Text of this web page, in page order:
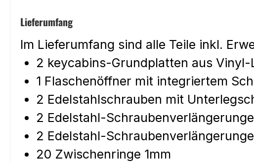
Lieferumfang
Im Lieferumfang sind alle Teile inkl.
2 keycabins-Grundplatten aus Vinyl-
1 Flaschenöffner mit integriertem
2 Edelstahlschrauben mit
2 Edelstahl-
2 Edelstahl-
20 Zwischenringe 1mm